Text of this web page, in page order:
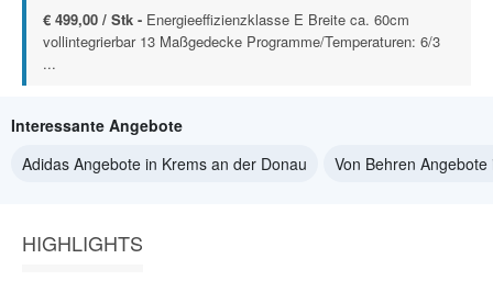
€ 499,00 / Stk - Energieeffizienzklasse E Breite ca. 60cm
vollintegrierbar 13 Maßgedecke Programme/Temperaturen: 6/3
...
Interessante Angebote
Adidas Angebote in Krems an der Donau
Von Behren
HIGHLIGHTS